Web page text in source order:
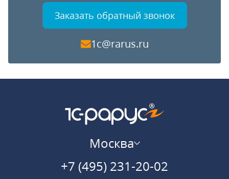
Заказать обратный звонок
1c@rarus.ru
Москва
+7 (495) 231-20-02